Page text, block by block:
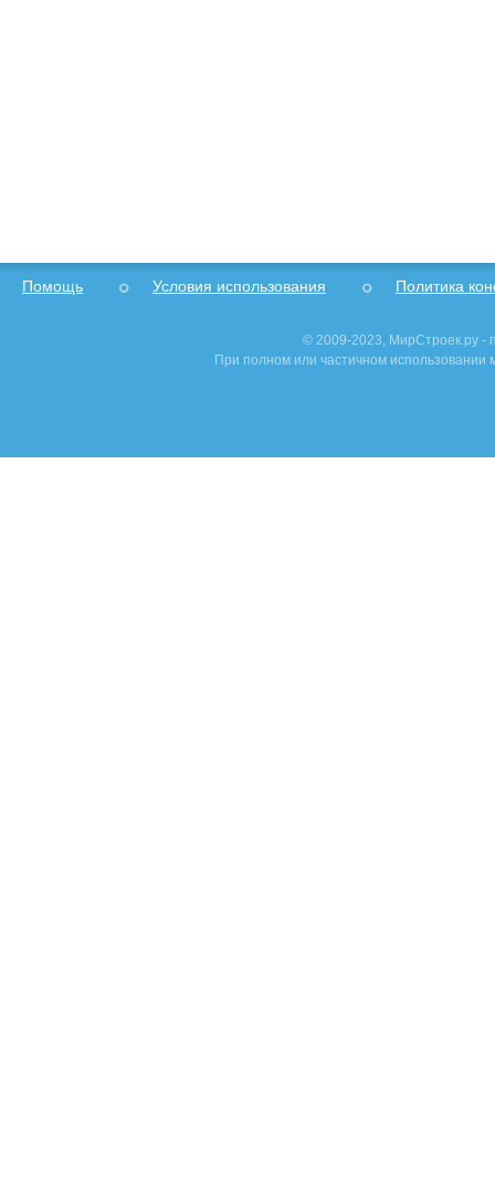
Помощь Условия использования Политика
© 2009-2023, МирСтроек.ру -
При полном или частичном использовании